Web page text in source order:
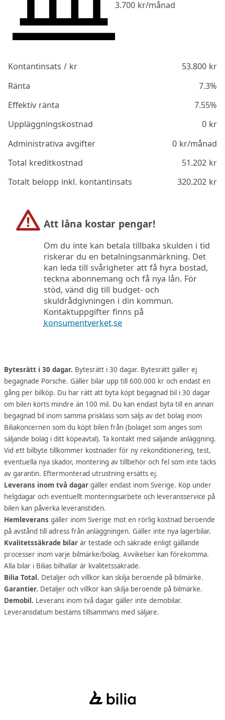
3.700 kr/månad
Kontantinsats / kr 53.800kr
Ränta
7.3%
Effektiv ränta
7.55%
Uppläggningskostnad
0kr
Administrativa avgifter
0kr/månad
Total kreditkostnad
51.202kr
Totalt belopp inkl. kontantinsats
320.202kr
Att låna kostar pengar!
Om du inte kan betala tillbaka skulden i tid
riskerar du en betalningsanmärkning. Det
kan leda till svårigheter att få hyra bostad,
teckna abonnemang och få nya lån. För
stöd, vänd dig till budget- och
skuldrådgivningen i din kommun.
Kontaktuppgifter finns på
konsumentverket.se
Bytesrätt i 30 dagar. Bytesrätt i 30 dagar. Bytesrätt gäller ej
begagnade Porsche. Gäller bilar upp till 600.000 kr och endast en
gång per bilköp. Du har rätt att byta köpt begagnad bil i 30 dagar
om bilen körts mindre än 100 mil. Du kan endast byta till en annan
begagnad bil inom samma prisklass som säljs av det bolag inom
Biliakoncernen som du köpt bilen från (bolaget som anges som
säljande bolag i ditt köpeavtal). Ta kontakt med säljande anläggning.
Vid ett bilbyte tillkommer kostnader för ny rekonditionering, test,
eventuella nya skador, montering av tillbehör och fel som inte täcks
av garantin. Eftermonterad utrustning ersätts ej.
Leverans inom två dagar gäller endast inom Sverige. Köp under
helgdagar och eventuellt monteringsarbete och leveransservice på
bilen kan påverka leveranstiden.
Hemleverans gäller inom Sverige mot en rörlig kostnad beroende
på avstånd till adress från anläggningen. Gäller inte nya lagerbilar.
Kvalitetssäkrade bilar är testade och säkrade enligt gällande
processer inom varje bilmärke/bolag. Avvikelser kan förekomma.
Alla bilar i Bilias bilhallar är kvalitetssäkrade.
Bilia Total. Detaljer och villkor kan skilja beroende på bilmärke.
Garantier. Detaljer och villkor kan skilja beroende på bilmärke.
Demobil. Leverans inom två dagar gäller inte demobilar.
Leveransdatum bestäms tillsammans med säljare.